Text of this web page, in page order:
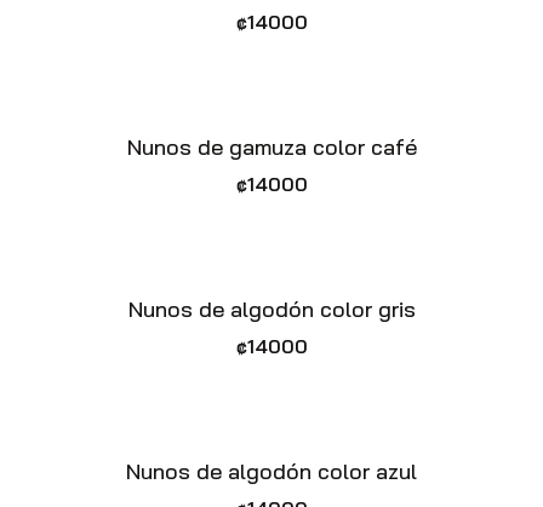
₡14000
Nunos de gamuza color café
₡14000
Nunos de algodón color gris
₡14000
Nunos de algodón color azul